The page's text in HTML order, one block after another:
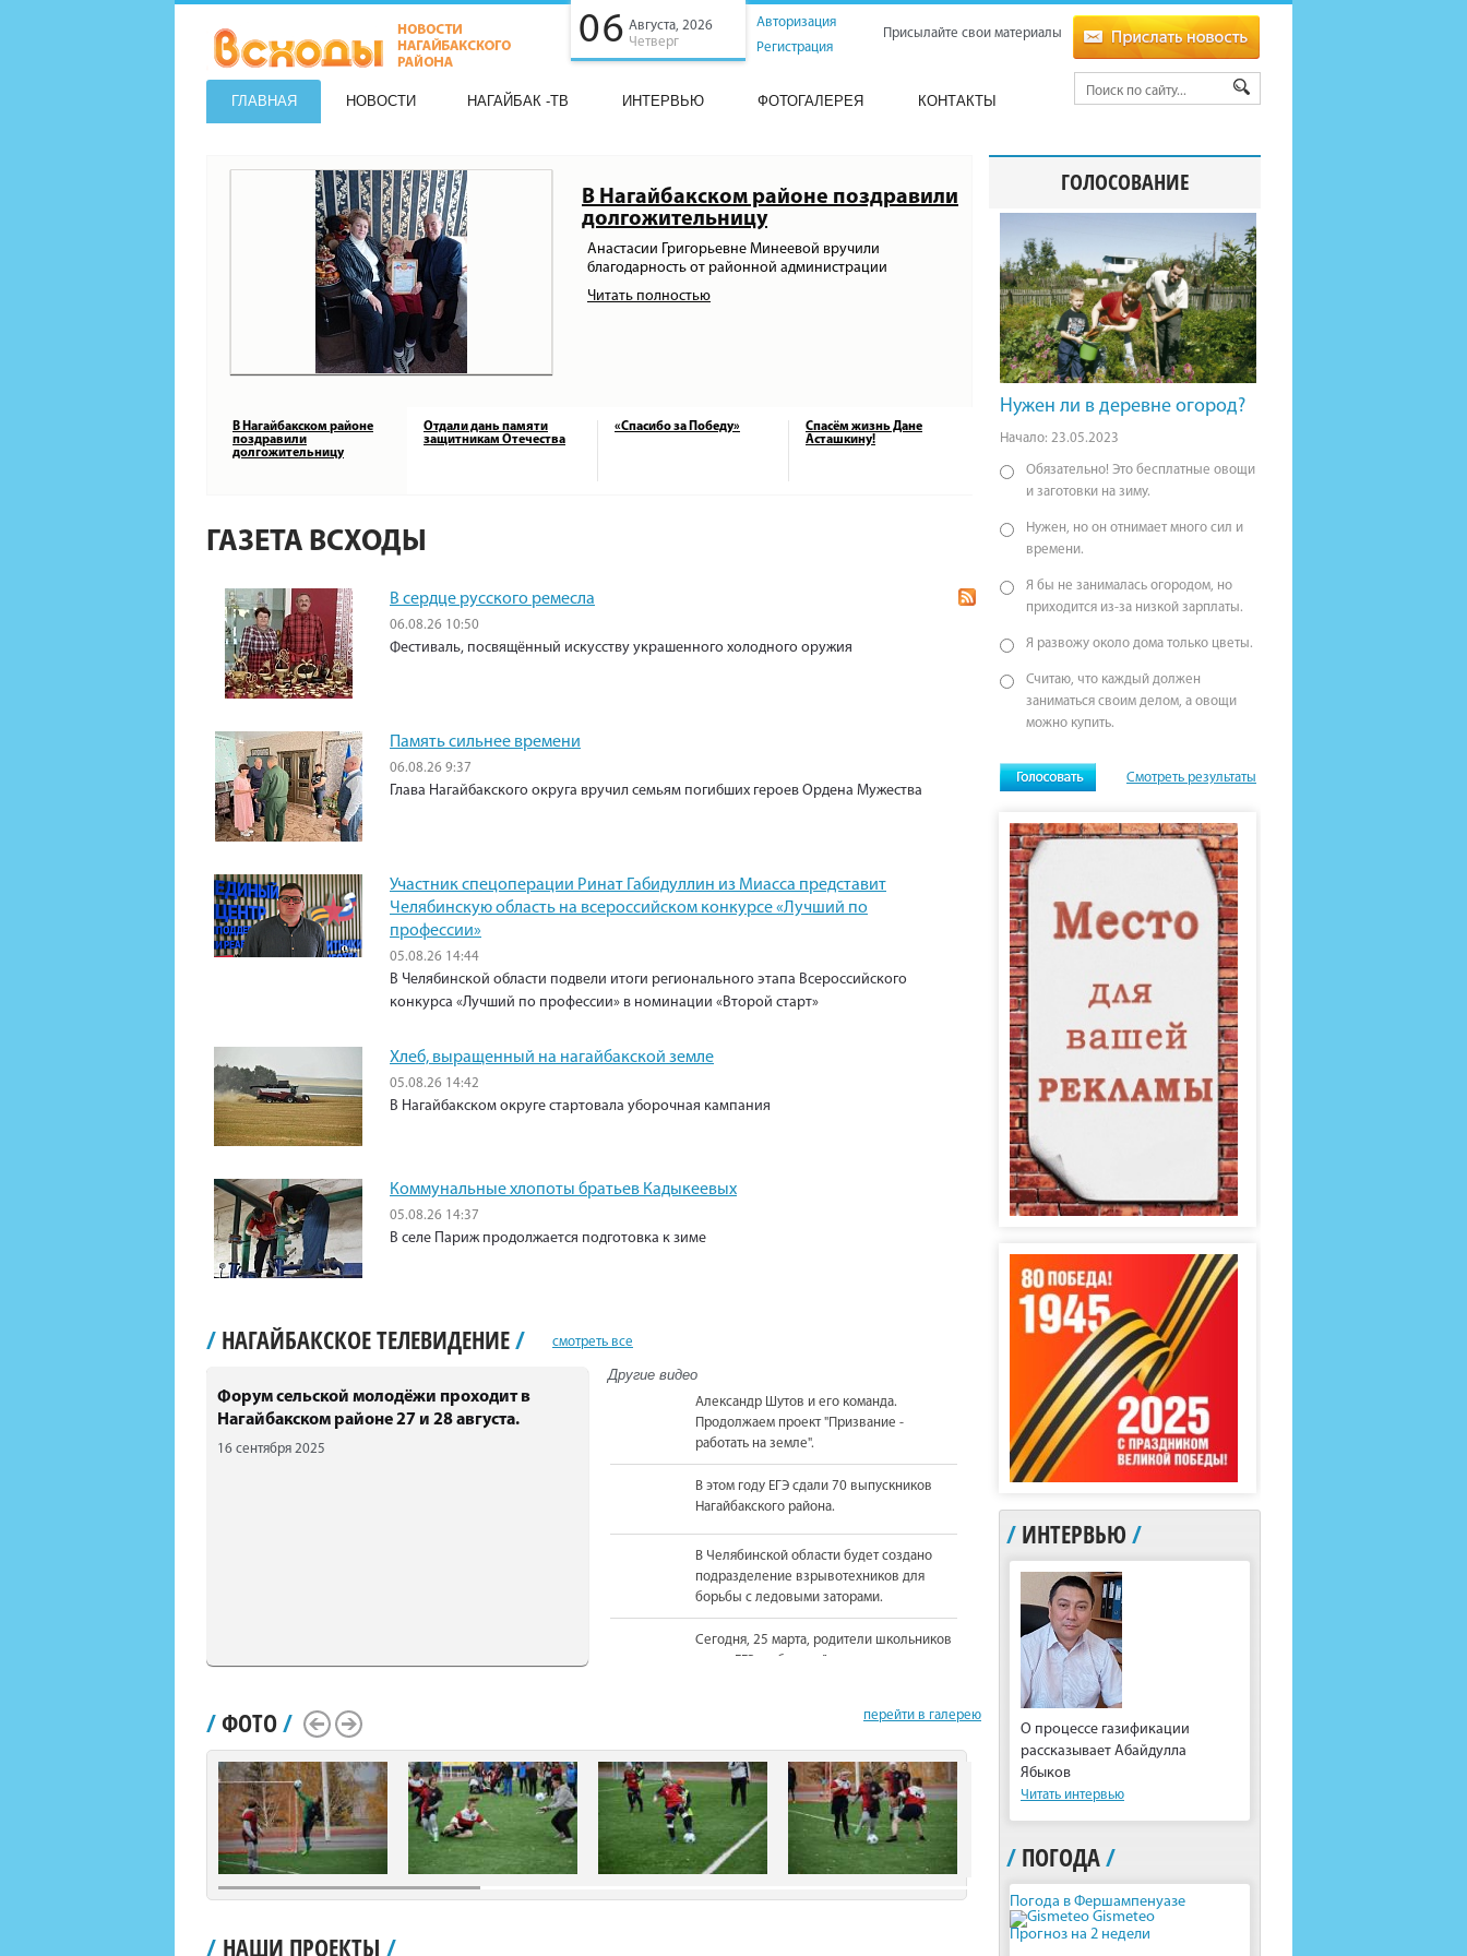
06 Августа, 2026
Четверг
Авторизация
Регистрация
Присылайте свои материалы
ГЛАВНАЯ НОВОСТИ НАГАЙБАК -ТВ ИНТЕРВЬЮ ФОТОГАЛЕРЕЯ КОНТАКТЫ
В Нагайбакском районе поздравили
долгожительницу
Анастасии Григорьевне Минеевой вручили
благодарность от районной администрации
Читать полностью
В Нагайбакском районе
поздравили
долгожительницу
Отдали дань памяти
защитникам Отечества
«Спасибо за Победу»
Спасём жизнь Дане
Асташкину!
ГАЗЕТА ВСХОДЫ
В сердце русского ремесла
06.08.26 10:50
Фестиваль, посвящённый искусству украшенного холодного оружия
Память сильнее времени
06.08.26 9:37
Глава Нагайбакского округа вручил семьям погибших героев Ордена Мужества
Участник спецоперации Ринат Габидуллин из Миасса представит
Челябинскую область на всероссийском конкурсе «Лучший по
профессии»
05.08.26 14:44
В Челябинской области подвели итоги регионального этапа Всероссийского
конкурса «Лучший по профессии» в номинации «Второй старт»
Хлеб, выращенный на нагайбакской земле
05.08.26 14:42
В Нагайбакском округе стартовала уборочная кампания
Коммунальные хлопоты братьев Кадыкеевых
05.08.26 14:37
В селе Париж продолжается подготовка к зиме
/ НАГАЙБАКСКОЕ ТЕЛЕВИДЕНИЕ/ смотреть все
Форум сельской молодёжи проходит в
Нагайбакском районе 27 и 28 августа.
16 сентября 2025
Другие видео
Александр Шутов и его команда.
Продолжаем проект "Призвание -
работать на земле".
В этом году ЕГЭ сдали 70 выпускников
Нагайбакского района.
В Челябинской области будет создано
подразделение взрывотехников для
борьбы с ледовыми заторами.
Сегодня, 25 марта, родители школьников
сдали ЕГЭ по базовой математике.
На должность Уполномоченного по
вновь назначена Юлия Сударенко
Юные читатели приняли участие в
чемпионате по чтению вслух.
В Нагайбакском районе установлен
/ФОТО/ перейти в галерею
Scroll LeftScroll Right
/ НАШИ ПРОЕКТЫ /
ГОЛОСОВАНИЕ
Нужен ли в деревне огород?
Начало: 23.05.2023
Обязательно! Это бесплатные овощи
и заготовки на зиму.
Нужен, но он отнимает много сил и
времени.
Я бы не занималась огородом, но
приходится из-за низкой зарплаты.
Я развожу около дома только цветы.
Считаю, что каждый должен
заниматься своим делом, а овощи
можно купить.
Смотреть результаты
/ ИНТЕРВЬЮ /
О процессе газификации
рассказывает Абайдулла
Ябыков
Читать интервью
/ ПОГОДА/
Погода в Фершампенуазе
Gismeteo
Прогноз на 2 недели